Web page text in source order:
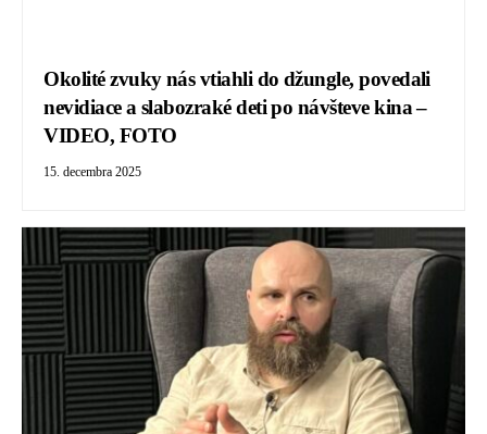
Okolité zvuky nás vtiahli do džungle, povedali
nevidiace a slabozraké deti po návšteve kina –
VIDEO, FOTO
15. decembra 2025